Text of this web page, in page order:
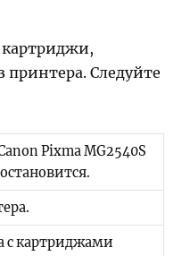
картриджи,
принтера. Следуйте
Pixma MG2540S
с картриджами